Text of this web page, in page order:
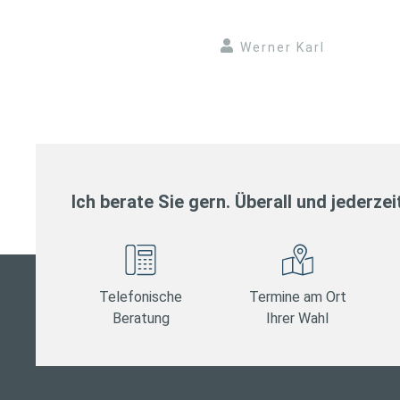
Werner Karl
Ich berate Sie gern. Überall und
Telefonische
Beratung
Termine am Ort
Ihrer Wahl